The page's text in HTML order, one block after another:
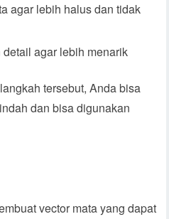
agar lebih halus dan tidak
agar lebih menarik
tersebut, Anda bisa
dan bisa digunakan
vector mata yang dapat